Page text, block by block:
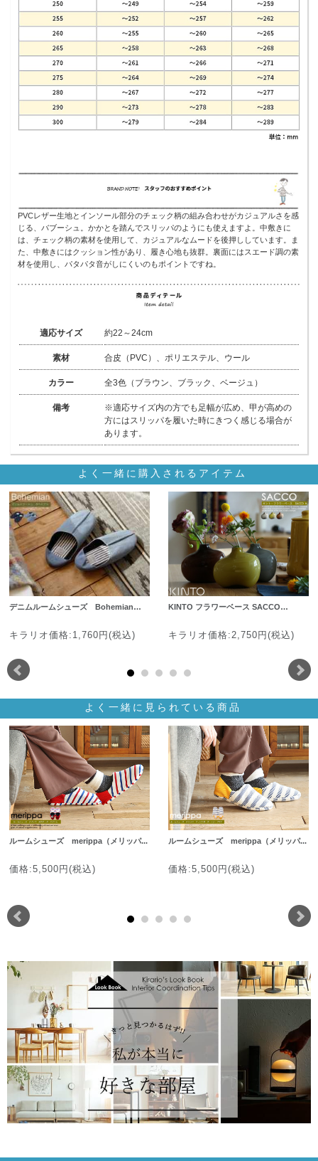
PVCレザー生地とインソール部分のチェック柄の組み合わせがカジュアルさを感
じる、バブーシュ。かかとを踏んでスリッパのようにも使えますよ。中敷きに
は、チェック柄の素材を使用して、カジュアルなムードを後押ししています。ま
た、中敷きにはクッション性があり、履き心地も抜群。裏面にはスエード調の素
材を使用し、パタパタ音がしにくいのもポイントですね。
適応サイズ 約22～24cm
素材 合皮（PVC）、ポリエステル、ウール
カラー 全3色（ブラウン、ブラック、ベージュ）
備考
※適応サイズ内の方でも足幅が広め、甲が高めの
方にはスリッパを履いた時にきつく感じる場合が
あります。
よく一緒に購入されるアイテム
デニムルームシューズ Bohemian…
キラリオ価格:1,760円(税込)
KINTO フラワーベース SACCO…
キラリオ価格:2,750円(税込)
よく一緒に見られている商品
ルームシューズ merippa（メリッパ...
価格:5,500円(税込)
ルームシューズ merippa（メリッパ...
価格:5,500円(税込)